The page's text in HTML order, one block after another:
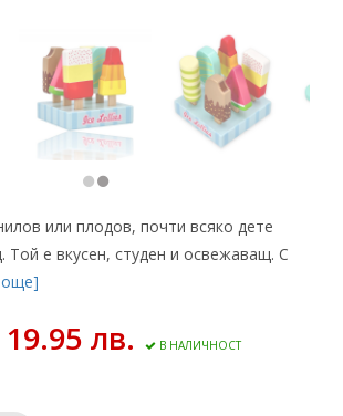
или плодов, почти всяко дете
Той е вкусен, студен и освежаващ. С
още]
лв. В НАЛИЧНОСТ